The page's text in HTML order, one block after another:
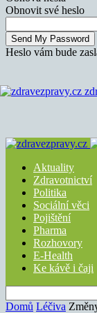
Obnovit své heslo
Heslo vám bude
Aktuality
Zdravotnictví
Politika
Sociální věci
Pojištění
Pharma
Rozhovory
E-Health
Ke kávě i čaji
Domů Léčiva